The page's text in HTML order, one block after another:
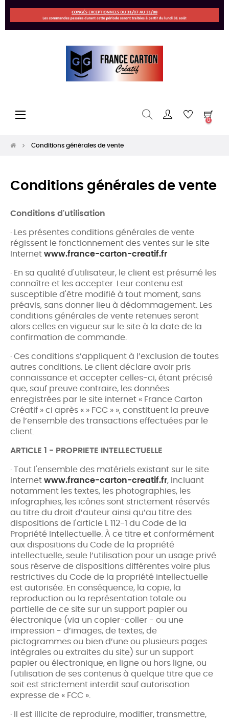
Basculer
☰
0
Conditions générales de vente
Conditions générales de vente
Conditions d'utilisation
· Les présentes conditions générales de vente
régissent le fonctionnement des ventes sur le site
Internet www.france-carton-creatif.fr
· En sa qualité d'utilisateur, le client est présumé les
connaître et les accepter. Leur contenu est
susceptible d'être modifié à tout moment, sans
préavis, sans donner lieu à dédommagement. Les
conditions générales de vente retenues seront
alors celles en vigueur sur le site à la date de la
confirmation de commande.
· Ces conditions s’appliquent à l’exclusion de toutes
autres conditions. Le client déclare avoir pris
connaissance et accepter celles-ci, étant précisé
que, sauf preuve contraire, les données
enregistrées par le site internet « France Carton
Créatif » ci après « » FCC » », constituent la preuve
de l’ensemble des transactions effectuées par le
client.
ARTICLE 1 - PROPRIETE INTELLECTUELLE
· Tout l'ensemble des matériels existant sur le site
internet www.france-carton-creatif.fr, incluant
notamment les textes, les photographies, les
infographies, les icônes sont strictement réservés
au titre du droit d’auteur ainsi qu’au titre des
dispositions de l'article L 112-1 du Code de la
Propriété Intellectuelle. À ce titre et conformément
aux dispositions du Code de la propriété
intellectuelle, seule l’utilisation pour un usage privé
sous réserve de dispositions différentes voire plus
restrictives du Code de la propriété intellectuelle
est autorisée. En conséquence, la copie, la
reproduction ou la représentation totale ou
partielle de ce site sur un support papier ou
électronique (via un copier-coller - ou une
impression - d’images, de textes, de
pictogrammes ou bien d’une ou plusieurs pages
intégrales ou extraites du site) sur un support
papier ou électronique, en ligne ou hors ligne, ou
l'utilisation de ses contenus à quelque titre que ce
soit est strictement interdit sauf autorisation
expresse de « FCC ».
· Il est illicite de reproduire, modifier, transmettre,